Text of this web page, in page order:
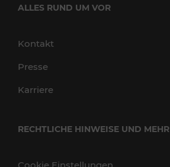
ALLES RUND UM VOR
Kontakt
Presse
Karriere
RECHTLICHE HINWEISE UND MEHR